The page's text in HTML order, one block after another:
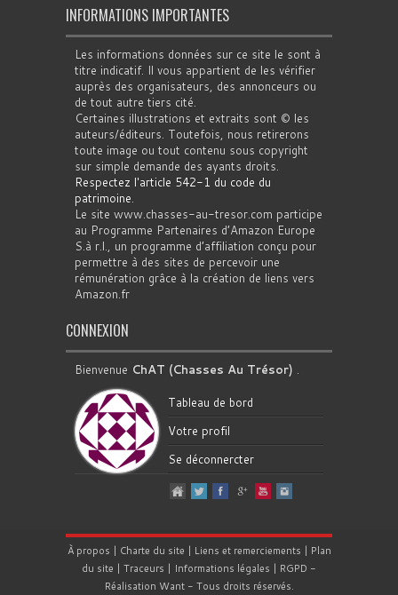
INFORMATIONS IMPORTANTES
Les informations données sur ce site le sont à
titre indicatif. Il vous appartient de les vérifier
auprès des organisateurs, des annonceurs ou
de tout autre tiers cité.
Certaines illustrations et extraits sont © les
auteurs/éditeurs. Toutefois, nous retirerons
toute image ou tout contenu sous copyright
sur simple demande des ayants droits.
Respectez l'article 542-1 du code du
patrimoine.
Le site www.chasses-au-tresor.com participe
au Programme Partenaires d’Amazon Europe
S.à r.l., un programme d’affiliation conçu pour
permettre à des sites de percevoir une
rémunération grâce à la création de liens vers
Amazon.fr
CONNEXION
Bienvenue ChAT (Chasses Au Trésor) .
Tableau de bord
Votre profil
Se déconnercter
À propos | Charte du site | Liens et remerciements | Plan
du site | Traceurs | Informations légales | RGPD -
Réalisation Want- Tous droits réservés.